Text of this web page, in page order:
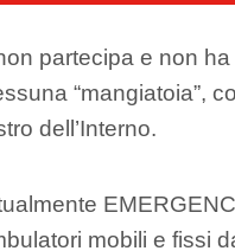
partecipa e non ha
“mangiatoia”,
dell’Interno.
mobili e fissi